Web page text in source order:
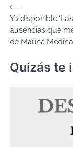
Navegación
de
entradas
⟵
Ya disponible ‘Las
ausencias que
de Marina
Quizás te